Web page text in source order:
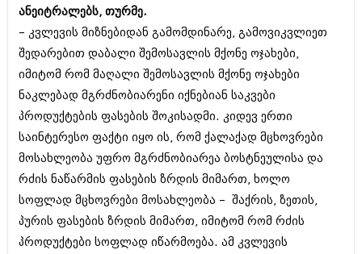
ანეიტრალებს, თურმე.
– კვლევის მიზნებიდან გამომდინარე, გამოვიკვლიეთ
შედარებით დაბალი შემოსავლის მქონე ოჯახები,
იმიტომ რომ მაღალი შემოსავლის მქონე ოჯახები
ნაკლებად მგრძნობიარენი იქნებიან საკვები
პროდუქტების ფასების შოკისადმი. კიდევ ერთი
საინტერესო ფაქტი იყო ის, რომ ქალაქად მცხოვრები
მოსახლეობა უფრო მგრძნობიარეა ბოსტნეულისა და
რძის ნაწარმის ფასების ზრდის მიმართ, ხოლო
სოფლად მცხოვრები მოსახლეობა – შაქრის, ზეთის,
პურის ფასების ზრდის მიმართ, იმიტომ რომ რძის
პროდუქტები სოფლად იწარმოება. ამ კვლევის